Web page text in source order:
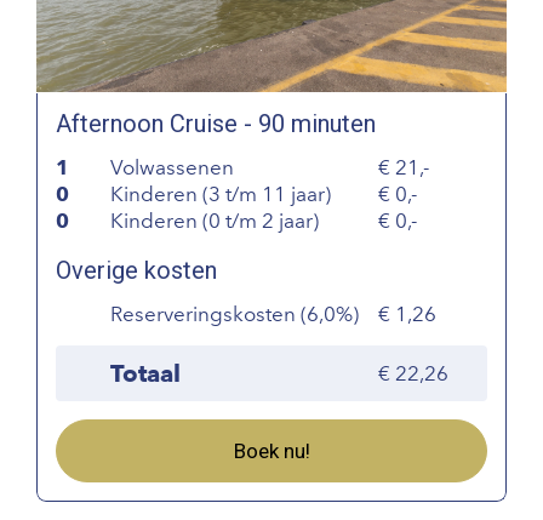
Afternoon Cruise - 90 minuten
1 Volwassenen
21,-
0
Kinderen (3 t/m 11 jaar)
0,-
0
Kinderen (0 t/m 2 jaar) 0,-
Overige kosten
Reserveringskosten (6,0%) 1,26
Totaal 22,26
Boek nu!